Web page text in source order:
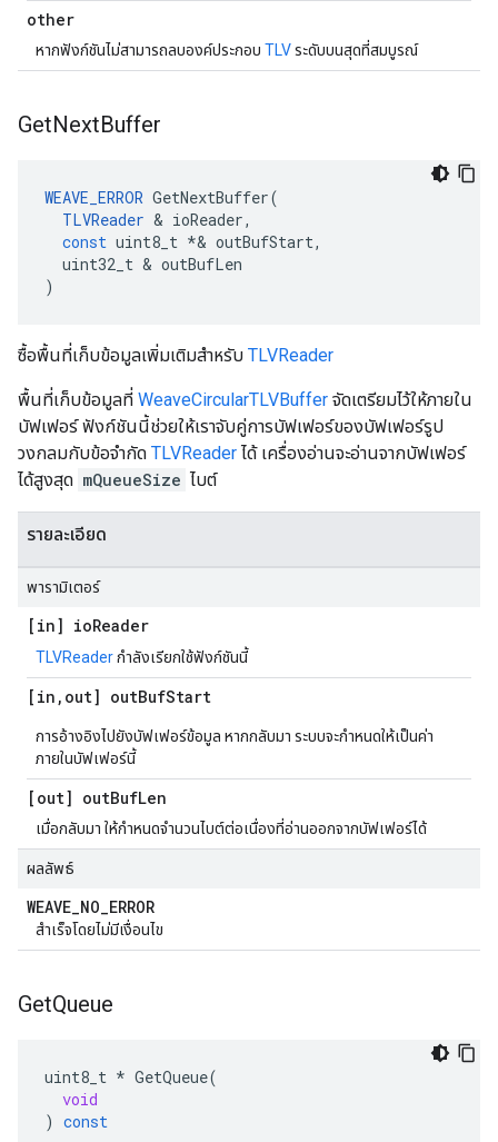
other
หากฟังก์ชันไม่สามารถลบองค์ประกอบ TLVระดับบนสุดที่สมบูรณ์
GetNextBuffer
WEAVE_ERROR GetNextBuffer(
TLVReader & ioReader,
const uint8_t *& outBufStart,
uint32_t & outBufLen
)
ซื้อพื้นที่เก็บข้อมูลเพิ่มเติมสำหรับ TLVReader
พื้นที่เก็บข้อมูลที่ WeaveCircularTLVBuffer จัดเตรียมไว้ให้ภายใน
บัฟเฟอร์ ฟังก์ชันนี้ช่วยให้เราจับคู่การบัฟเฟอร์ของบัฟเฟอร์รูป
วงกลมกับข้อจำกัด TLVReader ได้ เครื่องอ่านจะอ่านจากบัฟเฟอร์
ได้สูงสุด mQueueSize ไบต์
รายละเอียด
พารามิเตอร์
[in] ioReader
TLVReaderกำลังเรียกใช้ฟังก์ชันนี้
[in , out] outBufStart
การอ้างอิงไปยังบัฟเฟอร์ข้อมูล หากกลับมา ระบบจะกำหนดให้เป็นค่า
ภายในบัฟเฟอร์นี้
[out] outBufLen
เมื่อกลับมา ให้กำหนดจำนวนไบต์ต่อเนื่องที่อ่านออกจากบัฟเฟอร์ได้
ผลลัพธ์
WEAVE_NO_ERROR
สำเร็จโดยไม่มีเงื่อนไข
GetQueue
uint8_t * GetQueue(
void
) const